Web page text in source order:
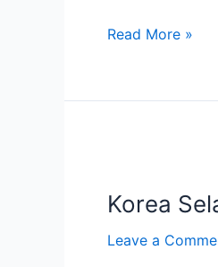
Argentina
Read More »
Korea
Leave a
Bangun
Baterai